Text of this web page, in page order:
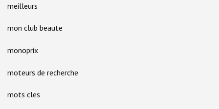
meilleurs
mon club beaute
monoprix
moteurs de recherche
mots cles